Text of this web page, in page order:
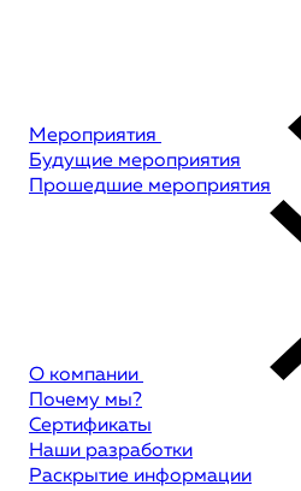
Мероприятия
Будущие мероприятия
Прошедшие мероприятия
О компании
Почему мы?
Сертификаты
Наши разработки
Раскрытие информации